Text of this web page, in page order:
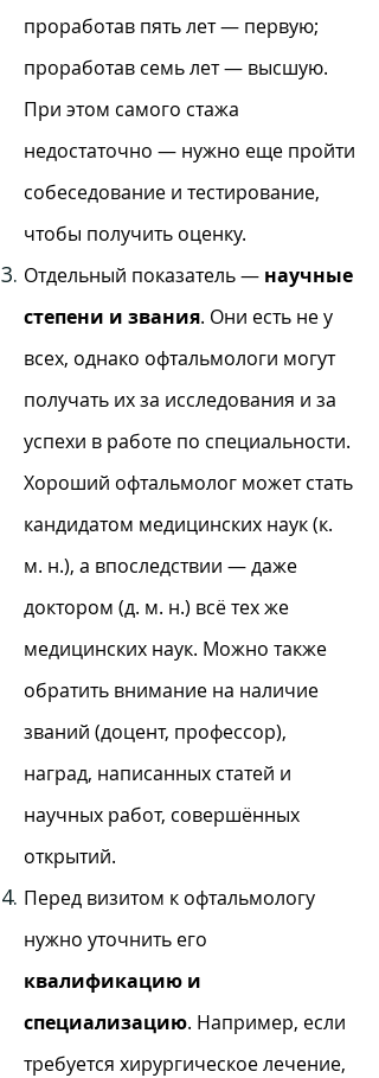
проработав пять лет — первую;
проработав семь лет — высшую.
При этом самого стажа
недостаточно — нужно еще пройти
собеседование и тестирование,
чтобы получить оценку.
Отдельный показатель — научные
степени и звания. Они есть не у
всех, однако офтальмологи могут
получать их за исследования и за
успехи в работе по специальности.
Хороший офтальмолог может стать
кандидатом медицинских наук (к.
м. н.), а впоследствии — даже
доктором (д. м. н.) всё тех же
медицинских наук. Можно также
обратить внимание на наличие
званий (доцент, профессор),
наград, написанных статей и
научных работ, совершённых
открытий.
Перед визитом к офтальмологу
нужно уточнить его
квалификацию и
специализацию. Например, если
требуется хирургическое лечение,